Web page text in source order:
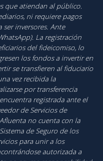
que atiendan al público.
ni requiere pagos
inversores. Ante
La registración
del fideicomiso, lo
los fondos a invertir en
se transfieren al fiduciario
vez recibida la
por transferencia
registrada ante el
de Servicios de
no cuenta con la
de Seguro de los
para unir a los
autorizada a